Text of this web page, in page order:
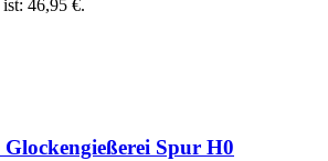
46,95 €.
Spur H0